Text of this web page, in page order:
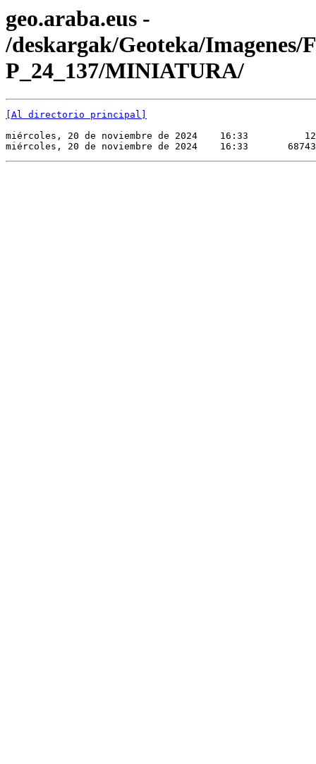
geo.araba.eus -
/deskargak/Geoteka/Imagenes/
P_24_137/MINIATURA/
[Al directorio principal]
miércoles, 20 de noviembre de 2024    16:33
miércoles, 20 de noviembre de 2024    16:33